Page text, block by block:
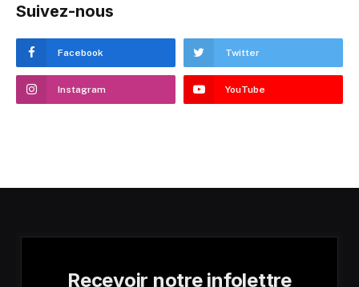
Suivez-nous
Facebook Twitter
Instagram YouTube
Recevoir notre infolettre